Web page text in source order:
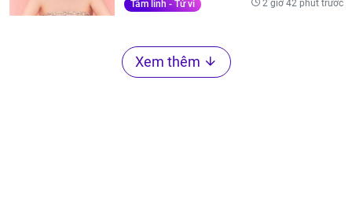
Tâm linh - Tử vi 2 giờ 42 phút trước
Xem thêm